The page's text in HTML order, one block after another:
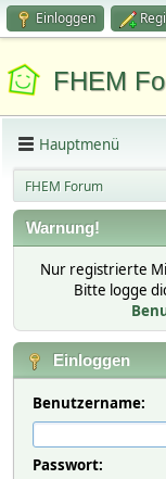
Einloggen
FHEM
Hauptmenü
FHEM Forum
Warnung!
Nur registrierte
Bitte logge
Einloggen
Benutzername:
Passwort: